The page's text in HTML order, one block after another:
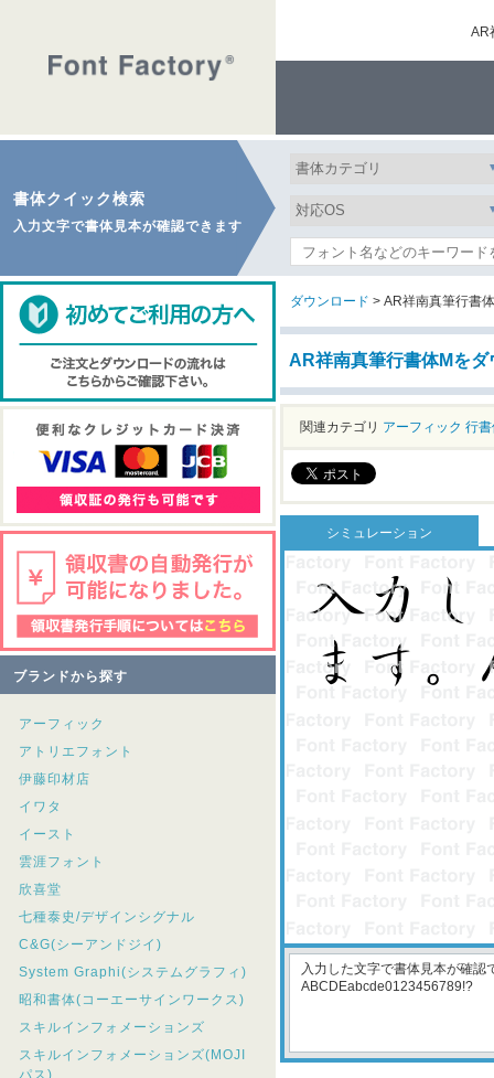
AR
書体クイック検索
入力文字で書体見本が確認できます
ブランドから探す
アーフィック
アトリエフォント
伊藤印材店
イワタ
イースト
雲涯フォント
欣喜堂
七種泰史/デザインシグナル
C&G(シーアンドジイ)
System Graphi(システムグラフィ)
昭和書体(コーエーサインワークス)
スキルインフォメーションズ
スキルインフォメーションズ(MOJI
パス)
ダウンロード > AR祥南真筆行書
AR祥南真筆行書体Mをダ
関連カテゴリ アーフィック 行
シミュレーション